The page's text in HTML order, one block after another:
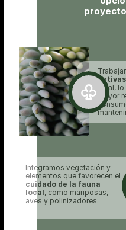
nativas
local,
mayor
Integramos vegetación y
cuidado de la fauna
local, como mariposas,
aves y polinizadores.